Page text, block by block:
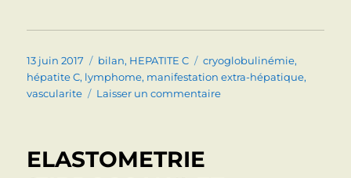
Publié
le
13 juin 2017 Catégories
bilan, HEPATITE C Étiquettes
cryoglobulinémie,
hépatite C, lymphome, manifestation extra-hépatique,
vascularite
Laisser un commentairesur
ELASTOMETRIE